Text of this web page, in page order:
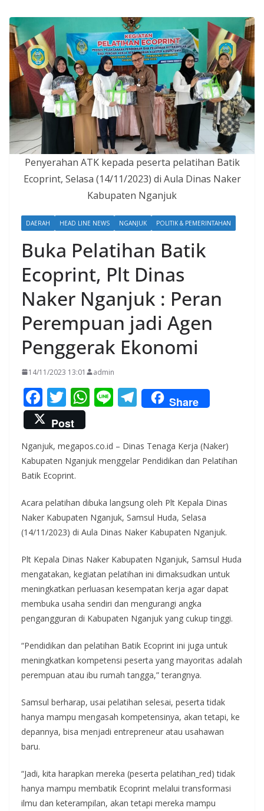
Penyerahan ATK kepada peserta pelatihan Batik
Ecoprint, Selasa (14/11/2023) di Aula Dinas Naker
Kabupaten Nganjuk
DAERAH HEAD LINE NEWS NGANJUK POLITIK & PEMERINTAHAN
Buka Pelatihan Batik
Ecoprint, Plt Dinas
Naker Nganjuk : Peran
Perempuan jadi Agen
Penggerak Ekonomi
14/11/2023 13:01 admin
F
ac
e
b
o
k
T
w
itt
er
W
s
A
p
Li T
el
gr
a
Share
Post
Nganjuk, megapos.co.id – Dinas Tenaga Kerja (Naker)
Kabupaten Nganjuk menggelar Pendidikan dan Pelatihan
Batik Ecoprint.
Acara pelatihan dibuka langsung oleh Plt Kepala Dinas
Naker Kabupaten Nganjuk, Samsul Huda, Selasa
(14/11/2023) di Aula Dinas Naker Kabupaten Nganjuk.
Plt Kepala Dinas Naker Kabupaten Nganjuk, Samsul Huda
mengatakan, kegiatan pelatihan ini dimaksudkan untuk
meningkatkan perluasan kesempatan kerja agar dapat
membuka usaha sendiri dan mengurangi angka
pengangguran di Kabupaten Nganjuk yang cukup tinggi.
“Pendidikan dan pelatihan Batik Ecoprint ini juga untuk
meningkatkan kompetensi peserta yang mayoritas adalah
perempuan atau ibu rumah tangga,” terangnya.
Samsul berharap, usai pelatihan selesai, peserta tidak
hanya mampu mengasah kompetensinya, akan tetapi, ke
depannya, bisa menjadi entrepreneur atau usahawan
baru.
“Jadi, kita harapkan mereka (peserta pelatihan_red) tidak
hanya mampu membatik Ecoprint melalui transformasi
ilmu dan keterampilan, akan tetapi mereka mampu